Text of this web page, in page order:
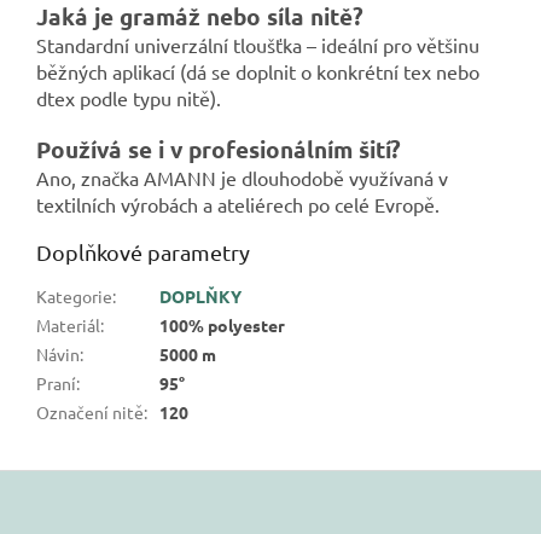
Jaká je gramáž nebo síla nitě?
Standardní univerzální tloušťka – ideální pro většinu
běžných aplikací (dá se doplnit o konkrétní tex nebo
dtex podle typu nitě).
Používá se i v profesionálním šití?
Ano, značka AMANN je dlouhodobě využívaná v
textilních výrobách a ateliérech po celé Evropě.
Doplňkové parametry
Kategorie:
DOPLŇKY
Materiál:
100% polyester
Návin:
5000 m
Praní:
95°
Označení nitě: 120